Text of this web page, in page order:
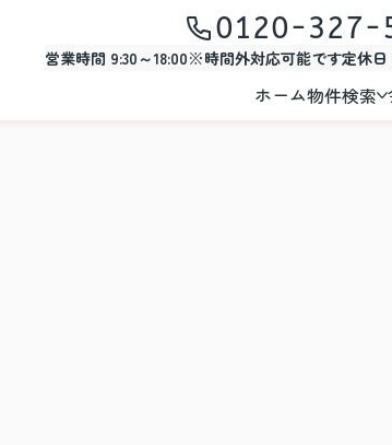
0120-327-
営業時間 9:30～18:00※時間外対応可能です定休日
ホーム物件検索